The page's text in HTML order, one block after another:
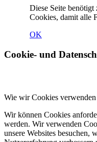
Diese Seite
Cookies, damit alle
OK
Cookie- und
Wie wir Cookies verwenden
Wir können Cookies
werden. Wir verwenden
unsere Websites besuchen,